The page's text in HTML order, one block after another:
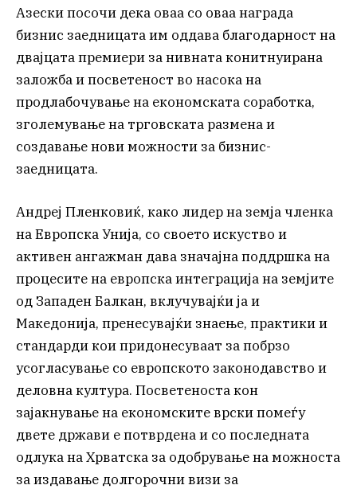
Азески посочи дека оваа со оваа награда
бизнис заедницата им оддава благодарност на
двајцата премиери за нивната конитнуирана
заложба и посветеност во насока на
продлабочување на економската соработка,
зголемување на трговската размена и
создавање нови можности за бизнис-
заедницата.
Андреј Пленковиќ, како лидер на земја членка
на Европска Унија, со своето искуство и
активен ангажман дава значајна поддршка на
процесите на европска интеграција на земјите
од Западен Балкан, вклучувајќи ја и
Македонија, пренесувајќи знаење, практики и
стандарди кои придонесуваат за побрзо
усогласување со европското законодавство и
деловна култура. Посветеноста кон
зајакнување на економските врски помеѓу
двете држави е потврдена и со последната
одлука на Хрватска за одобрување на можноста
за издавање долгорочни визи за